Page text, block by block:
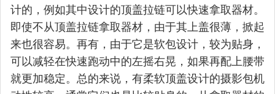
计的，例如其中设计的顶盖拉链可以快速拿取器材。
即使不从顶盖拉链拿取器材，由于其上盖很薄，掀起
来也很容易。再有，由于它是软包设计，较为贴身，
可以减轻在快速跑动中的左摇右晃，如果再配上腰带
就更加稳定。总的来说，有柔软顶盖设计的摄影包机